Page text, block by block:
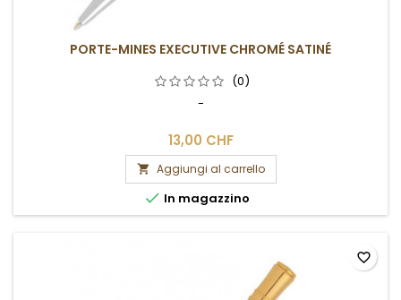
PORTE-MINES EXECUTIVE CHROMÉ SATINÉ
(0)
-
13,00 CHF
 Aggiungi al carrello
 In magazzino
favorite_border